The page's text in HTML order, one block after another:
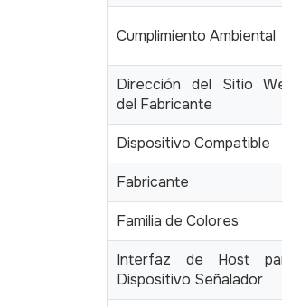
Cumplimiento Ambiental
Dirección del Sitio
del Fabricante
Dispositivo Compatible
Fabricante
Familia de Colores
Interfaz de Host
Dispositivo Señalador